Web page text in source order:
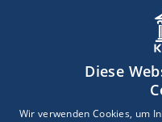
Denkmalschutz
Über
Erstinformation
Diese
Wir verwenden Cookies, um